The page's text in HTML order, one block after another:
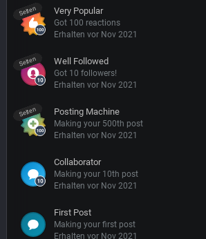
Selten Very Popular
Got 100 reactions
Erhalten vor Nov 2021
Selten Well Followed
Got 10 followers!
Erhalten vor Nov 2021
Selten Posting Machine
Making your 500th post
Erhalten vor Nov 2021
Collaborator
Making your 10th post
Erhalten vor Nov 2021
First Post
Making your first post
Erhalten vor Nov 2021